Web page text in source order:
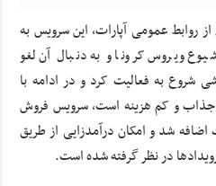
روابط عمومی آپارات، این سرویس به
ویروس کرونا و به دنبال آن لغو
شروع به فعالیت کرد و در ادامه با
جذاب و کم هزینه است، سرویس فروش
اضافه شد و امکان درآمدزایی از طریق
در نظر گرفته شده است.